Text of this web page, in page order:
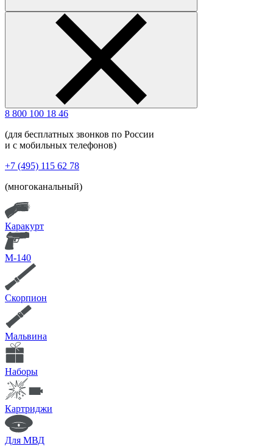
8 800 100 18 46
(для бесплатных звонков по России
и с мобильных телефонов)
+7 (495) 115 62 78
(многоканальный)
Каракурт
М-140
Скорпион
Мальвина
Наборы
Картриджи
Для МВД